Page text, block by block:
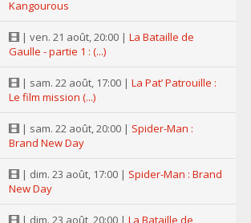
Kangourous
| ven. 21 août, 20:00 | La Bataille de
Gaulle - partie 1 : (...)
| sam. 22 août, 17:00 | La Pat’ Patrouille :
Le film mission (...)
| sam. 22 août, 20:00 | Spider-Man :
Brand New Day
| dim. 23 août, 17:00 | Spider-Man : Brand
New Day
| dim. 23 août, 20:00 | La Bataille de